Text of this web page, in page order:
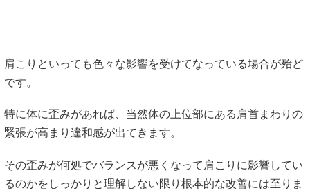
肩こりといっても色々な影響を受けてなっている場合が殆ど
です。
特に体に歪みがあれば、当然体の上位部にある肩首まわりの
緊張が高まり違和感が出てきます。
その歪みが何処でバランスが悪くなって肩こりに影響してい
るのかをしっかりと理解しない限り根本的な改善には至りま